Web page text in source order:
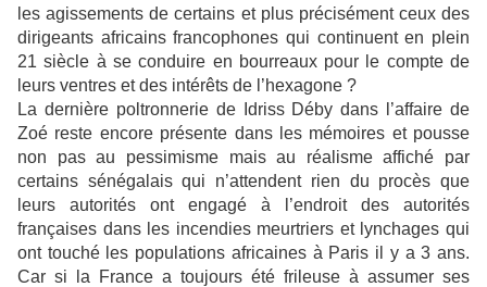
les agissements de certains et plus précisément ceux des
dirigeants africains francophones qui continuent en plein
21 siècle à se conduire en bourreaux pour le compte de
leurs ventres et des intérêts de l’hexagone ?
La dernière poltronnerie de Idriss Déby dans l’affaire de
Zoé reste encore présente dans les mémoires et pousse
non pas au pessimisme mais au réalisme affiché par
certains sénégalais qui n’attendent rien du procès que
leurs autorités ont engagé à l’endroit des autorités
françaises dans les incendies meurtriers et lynchages qui
ont touché les populations africaines à Paris il y a 3 ans.
Car si la France a toujours été frileuse à assumer ses